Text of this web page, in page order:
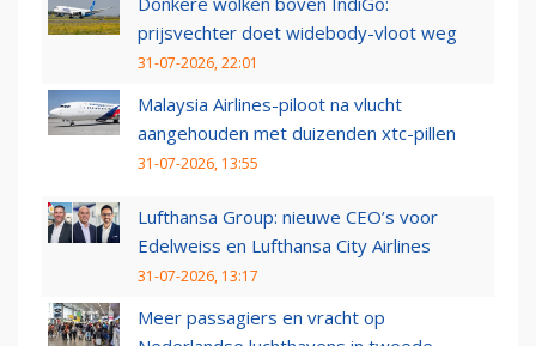
prijsvechter doet widebody-vloot weg
31-07-2026, 22:01
Malaysia Airlines-piloot na vlucht
aangehouden met duizenden xtc-pillen
31-07-2026, 13:55
Lufthansa Group: nieuwe CEO’s voor
Edelweiss en Lufthansa City Airlines
31-07-2026, 13:17
Meer passagiers en vracht op